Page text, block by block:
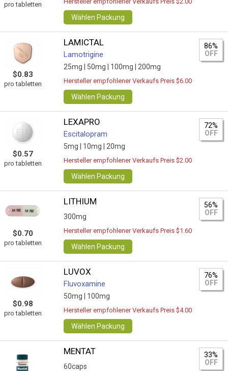
pro tabletten
Wählen Packung
$0.83
pro tabletten
LAMICTAL
Lamotrigine
25mg | 50mg | 100mg | 200mg
86%
OFF
Hersteller empfohlener Verkaufs Preis $6.00
Wählen Packung
$0.57
pro tabletten
LEXAPRO
Escitalopram
5mg | 10mg | 20mg
72%
OFF
Hersteller empfohlener Verkaufs Preis $2.00
Wählen Packung
$0.70
pro tabletten
LITHIUM
300mg
56%
OFF
Hersteller empfohlener Verkaufs Preis $1.60
Wählen Packung
$0.98
pro tabletten
LUVOX
Fluvoxamine
50mg | 100mg
76%
OFF
Hersteller empfohlener Verkaufs Preis $4.00
Wählen Packung
MENTAT
60caps
33%
OFF